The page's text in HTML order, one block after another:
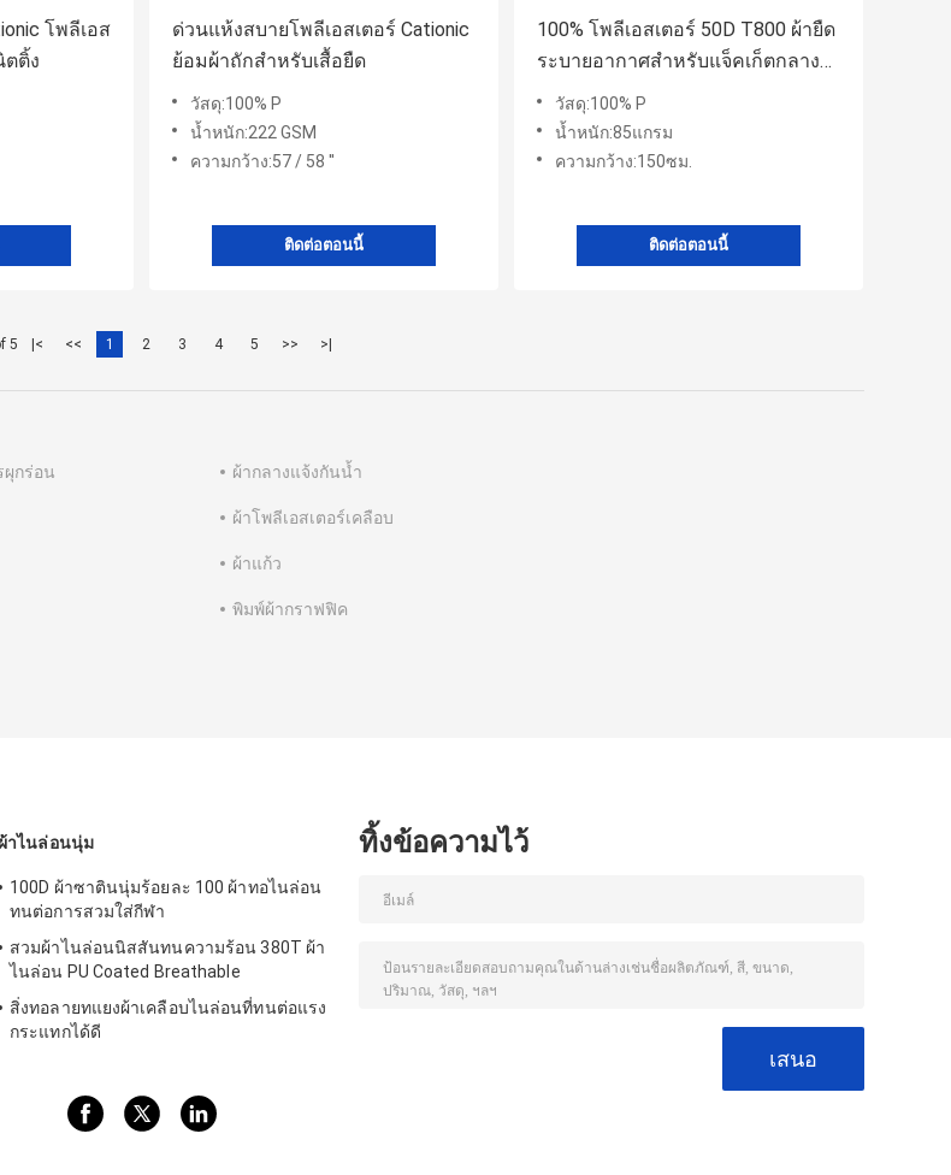
โพลีเอส
ตติ้ง
ด่วนแห้งสบายโพลีเอสเตอร์ Cationic
ย้อมผ้าถักสำหรับเสื้อยืด
วัสดุ:100% P
น้ำหนัก:222 GSM
ความกว้าง:57 / 58 ''
ติดต่อตอนนี้
100% โพลีเอสเตอร์ 50D T800 ผ้ายืด
ระบายอากาศสำหรับแจ็คเก็ตกลาง
แจ้งวัสดุ:100% P
น้ำหนัก:85แกรม
ความกว้าง:150ซม.
ติดต่อตอนนี้
5 |< << 1 2 3 4 5 >> >|
ผุกร่อน ผ้ากลางแจ้งกันน้ำ
ผ้าโพลีเอสเตอร์เคลือบ
ผ้าแก้ว
พิมพ์ผ้ากราฟฟิค
ผ้าไนล่อนนุ่ม
100D ผ้าซาตินนุ่มร้อยละ 100 ผ้าทอไนล่อน
ทนต่อการสวมใส่กีฬา
สวมผ้าไนล่อนนิสสันทนความร้อน 380T ผ้า
ไนล่อน PU Coated Breathable
สิ่งทอลายทแยงผ้าเคลือบไนล่อนที่ทนต่อแรง
กระแทกได้ดี
ทิ้งข้อความไว้